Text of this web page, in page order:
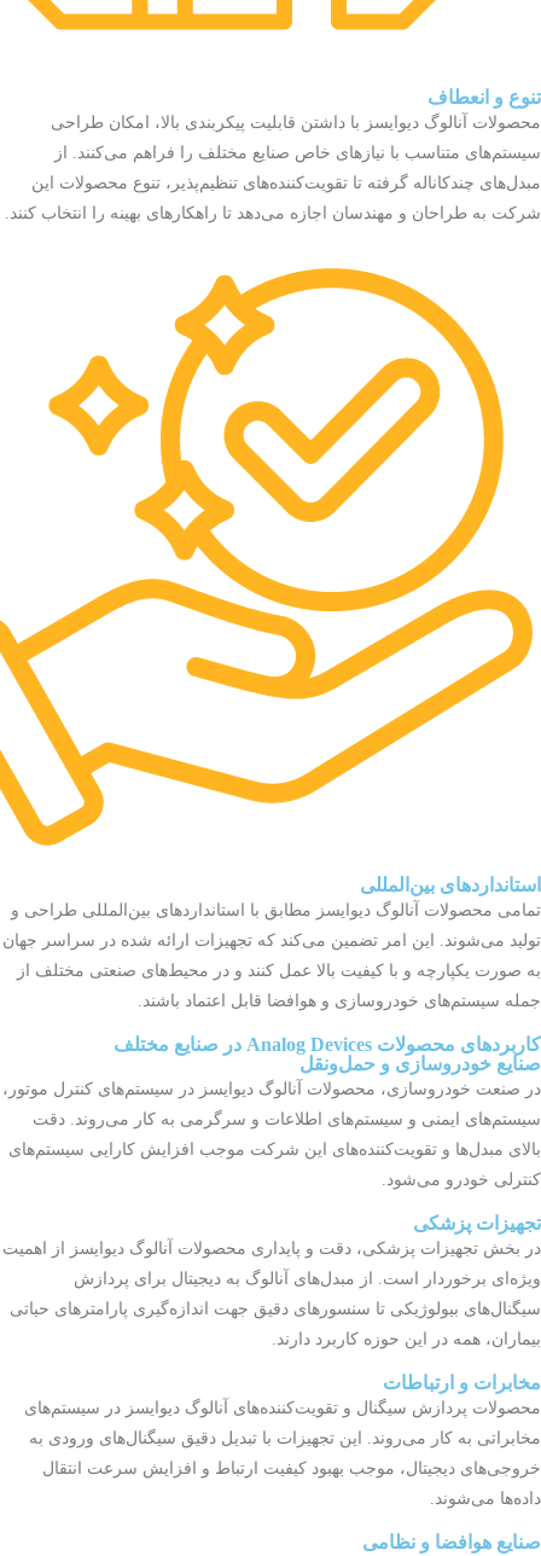
تنوع و انعطاف
محصولات آنالوگ دیوایسز با داشتن قابلیت پیکربندی بالا، امکان طراحی
سیستم‌های متناسب با نیازهای خاص صنایع مختلف را فراهم می‌کنند. از
مبدل‌های چندکاناله گرفته تا تقویت‌کننده‌های تنظیم‌پذیر، تنوع محصولات این
شرکت به طراحان و مهندسان اجازه می‌دهد تا راهکارهای بهینه را انتخاب کنند.
استانداردهای بین‌المللی
تمامی محصولات آنالوگ دیوایسز مطابق با استانداردهای بین‌المللی طراحی و
تولید می‌شوند. این امر تضمین می‌کند که تجهیزات ارائه شده در سراسر جهان
به صورت یکپارچه و با کیفیت بالا عمل کنند و در محیط‌های صنعتی مختلف از
جمله سیستم‌های خودروسازی و هوافضا قابل اعتماد باشند.
کاربردهای محصولات Analog Devices در صنایع مختلف
صنایع خودروسازی و حمل‌ونقل
در صنعت خودروسازی، محصولات آنالوگ دیوایسز در سیستم‌های کنترل موتور،
سیستم‌های ایمنی و سیستم‌های اطلاعات و سرگرمی به کار می‌روند. دقت
بالای مبدل‌ها و تقویت‌کننده‌های این شرکت موجب افزایش کارایی سیستم‌های
کنترلی خودرو می‌شود.
تجهیزات پزشکی
در بخش تجهیزات پزشکی، دقت و پایداری محصولات آنالوگ دیوایسز از اهمیت
ویژه‌ای برخوردار است. از مبدل‌های آنالوگ به دیجیتال برای پردازش
سیگنال‌های بیولوژیکی تا سنسورهای دقیق جهت اندازه‌گیری پارامترهای حیاتی
بیماران، همه در این حوزه کاربرد دارند.
مخابرات و ارتباطات
محصولات پردازش سیگنال و تقویت‌کننده‌های آنالوگ دیوایسز در سیستم‌های
مخابراتی به کار می‌روند. این تجهیزات با تبدیل دقیق سیگنال‌های ورودی به
خروجی‌های دیجیتال، موجب بهبود کیفیت ارتباط و افزایش سرعت انتقال
داده‌ها می‌شوند.
صنایع هوافضا و نظامی